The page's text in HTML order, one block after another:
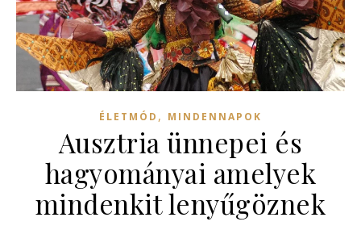
ÉLETMÓD , MINDENNAPOK
Ausztria ünnepei és
hagyományai amelyek
mindenkit lenyűgöznek